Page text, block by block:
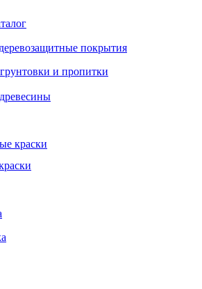
покрытия
и пропитки
краски